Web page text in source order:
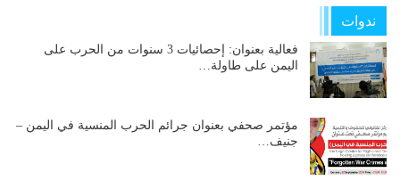
ندوات
فعالية بعنوان: إحصائيات 3 سنوات من الحرب على
اليمن على طاولة…
مؤتمر صحفي بعنوان جرائم الحرب المنسية في اليمن –
جنيف…